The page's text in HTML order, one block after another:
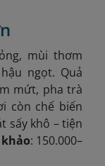
mùi thơm
ngọt. Quả
mứt, pha trà
còn chế biến
sấy khô – tiện
: 150.000–